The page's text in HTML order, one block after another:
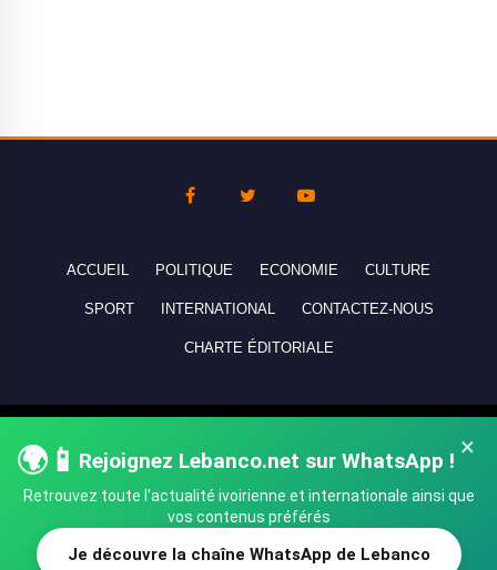
×
🌍📱 Rejoignez Lebanco.net sur WhatsApp !
Retrouvez toute l'actualité ivoirienne et internationale ainsi que
vos contenus préférés
Je découvre la chaîne WhatsApp de Lebanco
ACCUEIL POLITIQUE ECONOMIE CULTURE
SPORT INTERNATIONAL CONTACTEZ-NOUS
CHARTE ÉDITORIALE
réservés - All rights reserved.